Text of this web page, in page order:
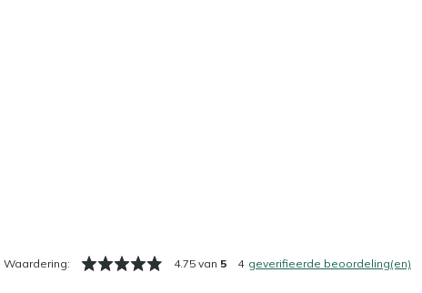
Waardering: 4.75 van 5 4 geverifieerde beoordeling(en)